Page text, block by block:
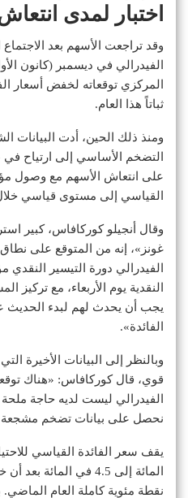
اختبار لمدى
وقد تراجعت الأسهم بعد
الفيدرالي في ديسمبر (كانون
المركزي توقعاته لخفض أسعار
ثباتاً هذا العام.
ومنذ ذلك الحين، أدت البيانات
التضخم الأساسي إلى ارتياح
القياسي إلى مستوى قياسي
وقال أنجيلو كوركافاس، كبير
غونز»، إنه من المتوقع على
الفيدرالي دورة التيسير النقدي
النقدية يوم الأربعاء، مع تركيز
يجب أن يحدث لهم لبدء الحديث
الفائدة».
وبالنظر إلى البيانات الأخيرة
قوي، قال كوركافاس: «هناك
الفيدرالي ليست لديه حاجة
نحصل على بيانات تضخم مشجعة
المائة إلى 4.5 في
نقطة مئوية كاملة العام الماضي.